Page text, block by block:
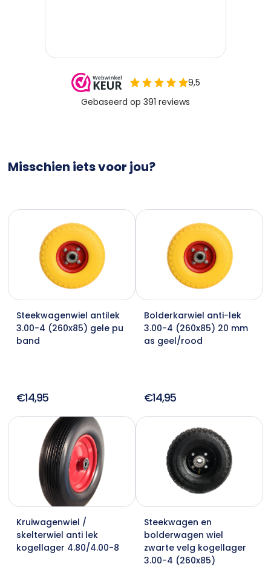
Misschien iets voor jou?
Steekwagenwiel antilek
3.00-4 (260x85) gele pu
band
€14,95
Bolderkarwiel anti-lek
3.00-4 (260x85) 20 mm
as geel/rood
€14,95
Kruiwagenwiel /
skelterwiel anti lek
kogellager 4.80/4.00-8
Steekwagen en
bolderwagen wiel
zwarte velg kogellager
3.00-4 (260x85)